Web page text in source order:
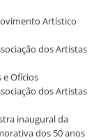
Artístico
dos Artistas
e Ofícios
dos Artistas
inaugural da
dos 50 anos